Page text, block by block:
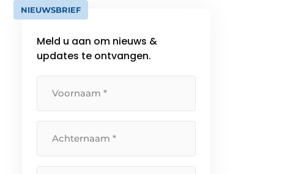
NIEUWSBRIEF
Meld u aan om nieuws &
updates te ontvangen.